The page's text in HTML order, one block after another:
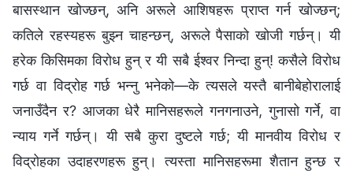
बासस्थान खोज्छन्, अनि अरूले आशिषहरू प्राप्त गर्न खोज्छन्;
कतिले रहस्यहरू बुझ्न चाहन्छन्, अरूले पैसाको खोजी गर्छन्। यी
हरेक किसिमका विरोध हुन् र यी सबै ईश्‍वर निन्दा हुन्! कसैले विरोध
गर्छ वा विद्रोह गर्छ भन्‍नु भनेको—के त्यसले यस्तै बानीबेहोरालाई
जनाउँदैन र? आजका धेरै मानिसहरूले गनगनाउने, गुनासो गर्ने, वा
न्याय गर्ने गर्छन्। यी सबै कुरा दुष्टले गर्छ; यी मानवीय विरोध र
विद्रोहका उदाहरणहरू हुन्। त्यस्ता मानिसहरूमा शैतान हुन्छ र